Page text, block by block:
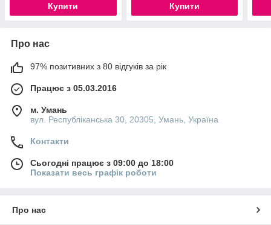
Купити Купити
Про нас
97% позитивних з 80 відгуків за рік
Працює з 05.03.2016
м. Умань
вул. Республіканська 30, 20305, Умань, Україна
Контакти
Сьогодні працює з 09:00 до 18:00
Показати весь графік роботи
Про нас